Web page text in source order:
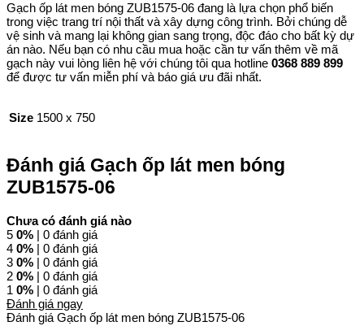
Gạch ốp lát men bóng ZUB1575-06 đang là lựa chọn phổ biến
trong việc trang trí nội thất và xây dựng công trình. Bởi chúng dễ
vệ sinh và mang lại không gian sang trọng, độc đáo cho bất kỳ dự
án nào. Nếu bạn có nhu cầu mua hoặc cần tư vấn thêm về mã
gạch này vui lòng liên hệ với chúng tôi qua hotline 0368 889 899
để được tư vấn miễn phí và báo giá ưu đãi nhất.
Size 1500 x 750
Đánh giá Gạch ốp lát men bóng
ZUB1575-06
Chưa có đánh giá nào
5 0% | 0 đánh giá
4 0% | 0 đánh giá
3 0% | 0 đánh giá
2 0% | 0 đánh giá
1 0% | 0 đánh giá
Đánh giá ngay
Đánh giá Gạch ốp lát men bóng ZUB1575-06